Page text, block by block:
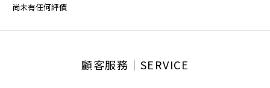
尚未有任何評價
顧客服務│SERVICE